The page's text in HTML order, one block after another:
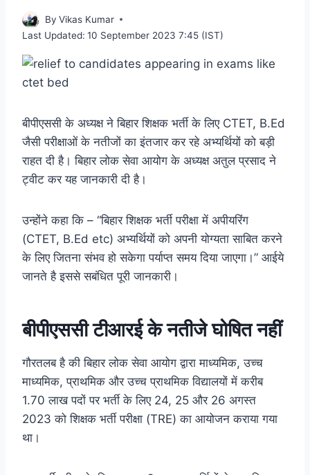
By Vikas Kumar
Last Updated: 10 September 2023 7:45 (IST)
बीपीएससी के अध्यक्ष ने बिहार शिक्षक भर्ती के लिए CTET, B.Ed
जैसी परीक्षाओं के नतीजों का इंतजार कर रहे अभ्यर्थियों को बड़ी
राहत दी है। बिहार लोक सेवा आयोग के अध्यक्ष अतुल प्रसाद ने
ट्वीट कर यह जानकारी दी है।
उन्होंने कहा कि – “बिहार शिक्षक भर्ती परीक्षा में अपीयरिंग
(CTET, B.Ed etc) अभ्यर्थियों को अपनी योग्यता साबित करने
के लिए जितना संभव हो सकेगा पर्याप्त समय दिया जाएगा।” आईये
जानते है इससे सबंधित पूरी जानकारी।
बीपीएससी टीआरई के नतीजे घोषित नहीं
गौरतलब है की बिहार लोक सेवा आयोग द्वारा माध्यमिक, उच्च
माध्यमिक, प्राथमिक और उच्च प्राथमिक विद्यालयों में करीब
1.70 लाख पदों पर भर्ती के लिए 24, 25 और 26 अगस्त
2023 को शिक्षक भर्ती परीक्षा (TRE) का आयोजन कराया गया
था।